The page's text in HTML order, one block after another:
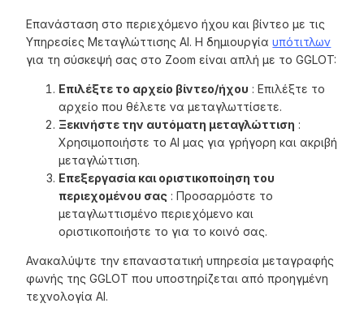
Επανάσταση στο περιεχόμενο ήχου και βίντεο με τις
Υπηρεσίες Μεταγλώττισης AI. Η δημιουργίαυπότιτλων
για τη σύσκεψή σας στο Zoom είναι απλή με το GGLOT:
Επιλέξτε το αρχείο βίντεο/ήχου : Επιλέξτε το
αρχείο που θέλετε να μεταγλωττίσετε.
Ξεκινήστε την αυτόματη μεταγλώττιση :
Χρησιμοποιήστε το AI μας για γρήγορη και ακριβή
μεταγλώττιση.
Επεξεργασία και οριστικοποίηση του
περιεχομένου σας : Προσαρμόστε το
μεταγλωττισμένο περιεχόμενο και
οριστικοποιήστε το για το κοινό σας.
Ανακαλύψτε την επαναστατική υπηρεσία μεταγραφής
φωνής της GGLOT που υποστηρίζεται από προηγμένη
τεχνολογία AI.